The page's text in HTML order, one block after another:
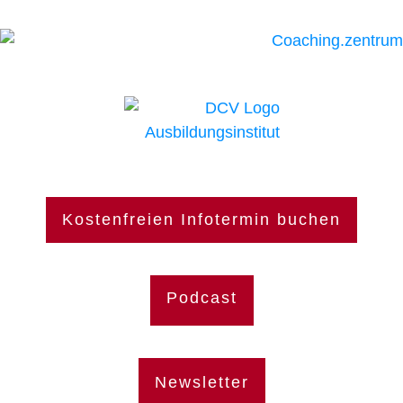
Kostenfreien Infotermin buchen
Podcast
Newsletter